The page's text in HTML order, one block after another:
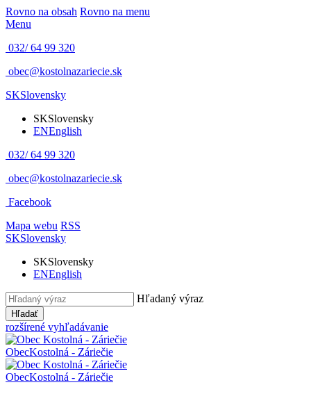
Rovno na obsah Rovno na menu
Menu
032/ 64 99 320
obec@kostolnazariecie.sk
SKSlovensky
SKSlovensky
ENEnglish
032/ 64 99 320
obec@kostolnazariecie.sk
Facebook
Mapa webu RSS
SKSlovensky
SKSlovensky
ENEnglish
Hľadaný výraz
Hľadať
rozšírené vyhľadávanie
ObecKostolná - Záriečie
ObecKostolná - Záriečie